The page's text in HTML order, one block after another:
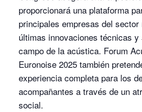
proporcionará una plataforma
principales empresas del
últimas innovaciones técnicas y
campo de la acústica. Forum
Euronoise 2025 también
experiencia completa para los
acompañantes a través de un
social.